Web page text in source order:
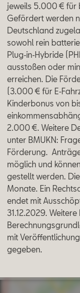
SEAT FOR
Über uns
Aktionen
jeweils 5.000 € für
Gefördert werden
Deutschland
sowohl rein
Plug‑in‑Hybride
ausstoßen oder
erreichen. Die
(3.000 € für
Kinderbonus von
2.000 €. Weitere
unter BMUKN:
Förderung.
möglich und
gestellt werden.
Monate. Ein
endet mit
31.12.2029.
mit
gegeben.